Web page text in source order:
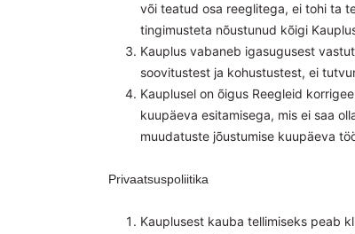
või teatud osa reeglitega, ei tohi ta
tingimusteta nõustunud kõigi
Kauplus vabaneb igasugusest
soovitustest ja kohustustest, ei
Kauplusel on õigus Reegleid
kuupäeva esitamisega, mis ei saa
muudatuste jõustumise kuupäeva
Privaatsuspoliitika
Kauplusest kauba tellimiseks peab